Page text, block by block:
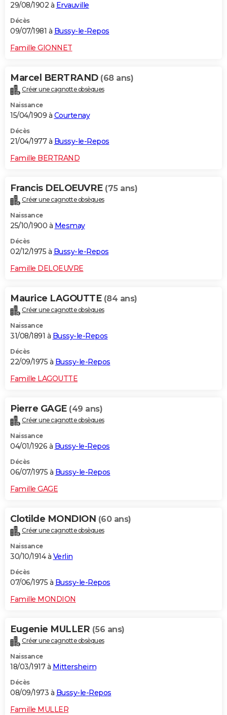
29/08/1902 à Ervauville
Décès
09/07/1981 à Bussy-le-Repos
Famille GIONNET
Marcel BERTRAND (68 ans)
Créer une cagnotte obsèques
Naissance
15/04/1909 à Courtenay
Décès
21/04/1977 à Bussy-le-Repos
Famille BERTRAND
Francis DELOEUVRE (75 ans)
Créer une cagnotte obsèques
Naissance
25/10/1900 à Mesmay
Décès
02/12/1975 à Bussy-le-Repos
Famille DELOEUVRE
Maurice LAGOUTTE (84 ans)
Créer une cagnotte obsèques
Naissance
31/08/1891 à Bussy-le-Repos
Décès
22/09/1975 à Bussy-le-Repos
Famille LAGOUTTE
Pierre GAGE (49 ans)
Créer une cagnotte obsèques
Naissance
04/01/1926 à Bussy-le-Repos
Décès
06/07/1975 à Bussy-le-Repos
Famille GAGE
Clotilde MONDION (60 ans)
Créer une cagnotte obsèques
Naissance
30/10/1914 à Verlin
Décès
07/06/1975 à Bussy-le-Repos
Famille MONDION
Eugenie MULLER (56 ans)
Créer une cagnotte obsèques
Naissance
18/03/1917 à Mittersheim
Décès
08/09/1973 à Bussy-le-Repos
Famille MULLER